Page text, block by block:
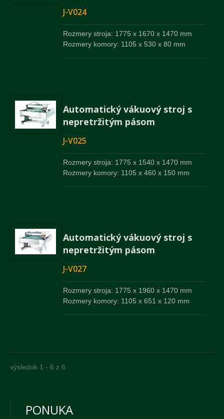
J-V024
Rozmery stroja: 1775 x 1670 x 1470 mm
Rozmery komory: 1105 x 530 x 80 mm
Automatický vákuový stroj s
nepretržitým pásom
J-V025
Rozmery stroja: 1775 x 1540 x 1470 mm
Rozmery komory: 1105 x 460 x 150 mm
Automatický vákuový stroj s
nepretržitým pásom
J-V027
Rozmery stroja: 1775 x 1960 x 1470 mm
Rozmery komory: 1105 x 651 x 120 mm
výsledok 1 - 6 z 6
PONUKA